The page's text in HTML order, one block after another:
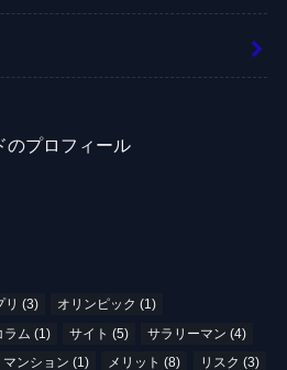
のプロフィール
リ (3) オリンピック (1)
ラム (1) サイト (5) サラリーマン (4)
マンション (1) メリット (8) リスク (3)